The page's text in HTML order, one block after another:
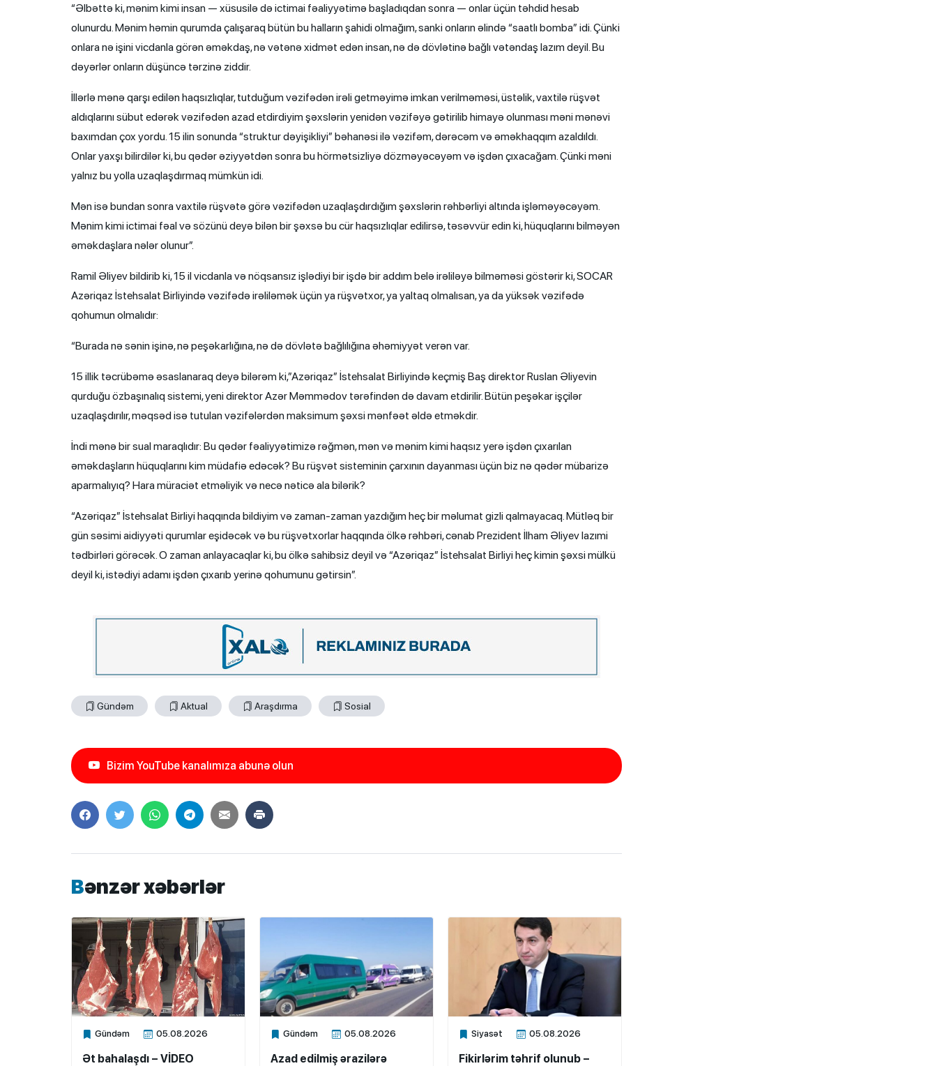
“Əlbəttə ki, mənim kimi insan — xüsusilə də ictimai fəaliyyətimə başladıqdan sonra — onlar üçün təhdid hesab
olunurdu. Mənim həmin qurumda çalışaraq bütün bu halların şahidi olmağım, sanki onların əlində “saatlı bomba” idi. Çünki
onlara nə işini vicdanla görən əməkdaş, nə vətənə xidmət edən insan, nə də dövlətinə bağlı vətəndaş lazım deyil. Bu
dəyərlər onların düşüncə tərzinə ziddir.
İllərlə mənə qarşı edilən haqsızlıqlar, tutduğum vəzifədən irəli getməyimə imkan verilməməsi, üstəlik, vaxtilə rüşvət
aldıqlarını sübut edərək vəzifədən azad etdirdiyim şəxslərin yenidən vəzifəyə gətirilib himayə olunması məni mənəvi
baxımdan çox yordu. 15 ilin sonunda “struktur dəyişikliyi” bəhanəsi ilə vəzifəm, dərəcəm və əməkhaqqım azaldıldı.
Onlar yaxşı bilirdilər ki, bu qədər əziyyətdən sonra bu hörmətsizliyə dözməyəcəyəm və işdən çıxacağam. Çünki məni
yalnız bu yolla uzaqlaşdırmaq mümkün idi.
Mən isə bundan sonra vaxtilə rüşvətə görə vəzifədən uzaqlaşdırdığım şəxslərin rəhbərliyi altında işləməyəcəyəm.
Mənim kimi ictimai fəal və sözünü deyə bilən bir şəxsə bu cür haqsızlıqlar edilirsə, təsəvvür edin ki, hüquqlarını bilməyən
əməkdaşlara nələr olunur”.
Ramil Əliyev bildirib ki, 15 il vicdanla və nöqsansız işlədiyi bir işdə bir addım belə irəliləyə bilməməsi göstərir ki, SOCAR
Azəriqaz İstehsalat Birliyində vəzifədə irəliləmək üçün ya rüşvətxor, ya yaltaq olmalısan, ya da yüksək vəzifədə
qohumun olmalıdır:
“Burada nə sənin işinə, nə peşəkarlığına, nə də dövlətə bağlılığına əhəmiyyət verən var.
15 illik təcrübəmə əsaslanaraq deyə bilərəm ki,”Azəriqaz” İstehsalat Birliyində keçmiş Baş direktor Ruslan Əliyevin
qurduğu özbaşınalıq sistemi, yeni direktor Azər Məmmədov tərəfindən də davam etdirilir. Bütün peşəkar işçilər
uzaqlaşdırılır, məqsəd isə tutulan vəzifələrdən maksimum şəxsi mənfəət əldə etməkdir.
İndi mənə bir sual maraqlıdır: Bu qədər fəaliyyətimizə rəğmən, mən və mənim kimi haqsız yerə işdən çıxarılan
əməkdaşların hüquqlarını kim müdafiə edəcək? Bu rüşvət sisteminin çarxının dayanması üçün biz nə qədər mübarizə
aparmalıyıq? Hara müraciət etməliyik və necə nəticə ala bilərik?
“Azəriqaz” İstehsalat Birliyi haqqında bildiyim və zaman-zaman yazdığım heç bir məlumat gizli qalmayacaq. Mütləq bir
gün səsimi aidiyyəti qurumlar eşidəcək və bu rüşvətxorlar haqqında ölkə rəhbəri, cənab Prezident İlham Əliyev lazımi
tədbirləri görəcək. O zaman anlayacaqlar ki, bu ölkə sahibsiz deyil və “Azəriqaz” İstehsalat Birliyi heç kimin şəxsi mülkü
deyil ki, istədiyi adamı işdən çıxarıb yerinə qohumunu gətirsin”.
Gündəm Aktual Araşdırma Sosial
Bizim YouTube kanalımıza abunə olun
Bənzər xəbərlər
Gündəm 05.08.2026
Xalq.Online
Ət bahalaşdı – VİDEO
Gündəm 05.08.2026
Xalq.Online
Azad edilmiş ərazilərə
Siyasət 05.08.2026
Xalq.Online
Fikirlərim təhrif olunub –